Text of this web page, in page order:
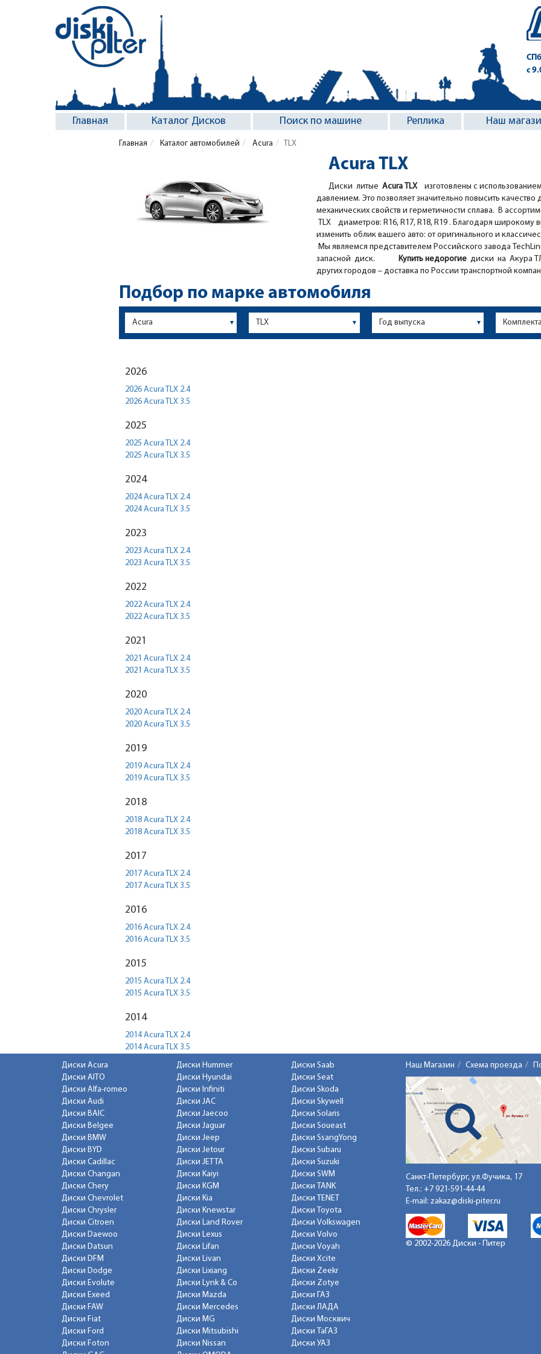
с
Главная Каталог Дисков Поиск по машине Реплика Наш
Главная Каталог автомобилей Acura TLX
Acura TLX
Диски литые Acura ТLХ изготовлены с
давлением. Это позволяет значительно повысить
механических свойств и герметичности сплава. В
ТLХ диаметров: R16, R17, R18, R19 . Благодаря широкому
изменить облик вашего авто: от оригинального и
Мы являемся представителем Российского завода
запасной диск. Купить недорогие диски на Акура
других городов – доставка по России транспортной
Подбор по марке автомобиля
2026
2026 Acura TLX 2.4
2026 Acura TLX 3.5
2025
2025 Acura TLX 2.4
2025 Acura TLX 3.5
2024
2024 Acura TLX 2.4
2024 Acura TLX 3.5
2023
2023 Acura TLX 2.4
2023 Acura TLX 3.5
2022
2022 Acura TLX 2.4
2022 Acura TLX 3.5
2021
2021 Acura TLX 2.4
2021 Acura TLX 3.5
2020
2020 Acura TLX 2.4
2020 Acura TLX 3.5
2019
2019 Acura TLX 2.4
2019 Acura TLX 3.5
2018
2018 Acura TLX 2.4
2018 Acura TLX 3.5
2017
2017 Acura TLX 2.4
2017 Acura TLX 3.5
2016
2016 Acura TLX 2.4
2016 Acura TLX 3.5
2015
2015 Acura TLX 2.4
2015 Acura TLX 3.5
2014
2014 Acura TLX 2.4
2014 Acura TLX 3.5
Диски Acura
Диски AITO
Диски Alfa-romeo
Диски Audi
Диски BAIC
Диски Belgee
Диски BMW
Диски BYD
Диски Cadillac
Диски Changan
Диски Chery
Диски Chevrolet
Диски Chrysler
Диски Citroen
Диски Daewoo
Диски Datsun
Диски DFM
Диски Dodge
Диски Evolute
Диски Exeed
Диски FAW
Диски Fiat
Диски Ford
Диски Foton
Диски Hummer
Диски Hyundai
Диски Infiniti
Диски JAC
Диски Jaecoo
Диски Jaguar
Диски Jeep
Диски Jetour
Диски JETTA
Диски Kaiyi
Диски KGM
Диски Kia
Диски Knewstar
Диски Land Rover
Диски Lexus
Диски Lifan
Диски Livan
Диски Lixiang
Диски Lynk & Co
Диски Mazda
Диски Mercedes
Диски MG
Диски Mitsubishi
Диски Nissan
Диски Saab
Диски Seat
Диски Skoda
Диски Skywell
Диски Solaris
Диски Soueast
Диски SsangYong
Диски Subaru
Диски Suzuki
Диски SWM
Диски TANK
Диски TENET
Диски Toyota
Диски Volkswagen
Диски Volvo
Диски Voyah
Диски Xcite
Диски Zeekr
Диски Zotye
Диски ГАЗ
Диски ЛАДА
Диски Москвич
Диски ТаГАЗ
Диски УАЗ
Наш Магазин Схема проезда
Санкт-Петербург, ул.Фучика, 17
Тел.: +7 921-591-44-44
E-mail: zakaz@diski-piter.ru
© 2002-2026 Диски - Питер